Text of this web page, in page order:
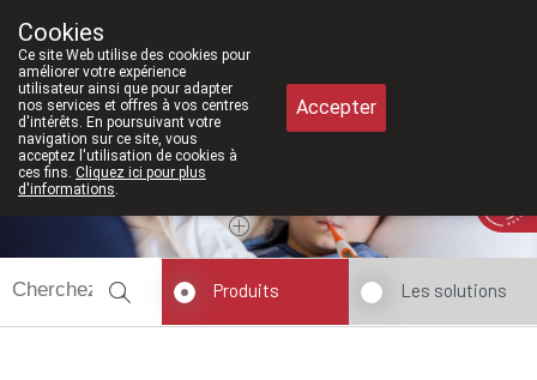
Aujourd'hui
Produits Les solutions
Cookies
Ce site Web utilise des cookies pour
améliorer votre expérience
utilisateur ainsi que pour adapter
nos services et offres à vos centres
d'intérêts. En poursuivant votre
navigation sur ce site, vous
acceptez l'utilisation de cookies à
ces fins. Cliquez ici pour plus
d'informations.
Accepter